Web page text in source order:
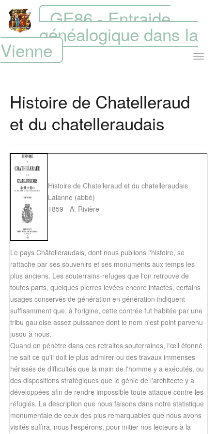
GE86 - Entraide
généalogique dans la
Vienne
Histoire de Chatelleraud
et du chatelleraudais
Histoire de Chatelleraud et du chatelleraudais
Lalanne (abbé)
1859 - A. Rivière
Le pays Châtelleraudais, dont nous publions l'histoire, se
rattache par ses souvenirs et ses monuments aux temps les
plus anciens. Les souterrains-refuges que l'on retrouve de
toutes parts, quelques pierres levées encore intactes, certains
usages conservés de génération en génération indiquent
suffisamment que, à l'origine, cette contrée fut habitée par une
tribu gauloise assez puissance dont le nom n'est point parvenu
jusqu à nous.
Quand on pénètre dans ces retraites souterraines, l'œil étonné
ne sait ce qu'il doit le plus admirer ou des travaux immenses
hérissés de difficultés que la main de l'homme y a exécutés, ou
des dispositions stratégiques que le génie de l'architecte y a
développées afin de rendre impossible toute attaque contre les
réfugiés. La description que nous faisons dans notre statistique
monumentale de ceux des plus remarquables que nous avons
visités suffira, nous l'espérons, pour initier nos lecteurs à la